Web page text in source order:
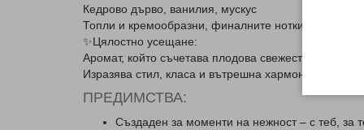
Кедрово дърво, ванилия, мускус
Топли и кремообразни, финалните нотки обгръщат
✨Цялостно усещане:
Аромат, който съчетава плодова свежест с
Изразява стил, класа и вътрешна хармония.
ПРЕДИМСТВА:
Създаден за моменти на нежност – с теб, за